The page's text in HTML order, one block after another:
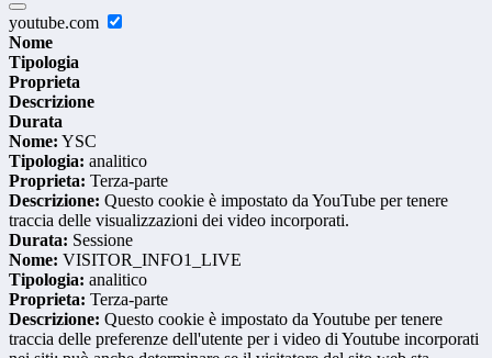
youtube.com
Nome
Tipologia
Proprieta
Descrizione
Durata
Nome: YSC
Tipologia: analitico
Proprieta: Terza-parte
Descrizione: Questo cookie è impostato da YouTube per tenere
traccia delle visualizzazioni dei video incorporati.
Durata: Sessione
Nome: VISITOR_INFO1_LIVE
Tipologia: analitico
Proprieta: Terza-parte
Descrizione: Questo cookie è impostato da Youtube per tenere
traccia delle preferenze dell'utente per i video di Youtube incorporati